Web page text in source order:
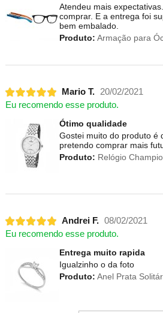
Atendeu mais
comprar. E a entrega foi
bem embalado.
Produto: Armação para
Mario T. 20/02/2021
Eu recomendo esse produto.
Ótimo qualidade
Gostei muito do produto é
pretendo comprar mais
Produto: Relógio
Andrei F. 08/02/2021
Eu recomendo esse produto.
Entrega muito rapida
Igualzinho o da foto
Produto: Anel Prata